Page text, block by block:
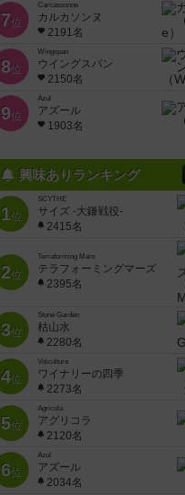
7位
Carcassonne
カルカソンヌ
2191名
8位
Wingspan
ウイングスパン
2150名
9位
Azul
アズール
1903名
興味ありランキング
1位
SCYTHE
サイズ -大鎌戦役-
2415名
2位
Terraforming Mars
テラフォーミングマーズ
2395名
3位
Stone Garden
枯山水
2280名
4位
Viticulture
ワイナリーの四季
2273名
5位
Agricola
アグリコラ
2120名
6位
Azul
アズール
2034名